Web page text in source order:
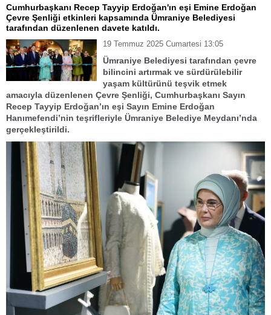
Cumhurbaşkanı Recep Tayyip Erdoğan'ın eşi Emine Erdoğan
Çevre Şenliği etkinleri kapsamında Ümraniye Belediyesi
tarafından düzenlenen davete katıldı.
19 Temmuz 2025 Cumartesi 13:05
Ümraniye Belediyesi tarafından çevre
bilincini artırmak ve sürdürülebilir
yaşam kültürünü teşvik etmek
amacıyla düzenlenen Çevre Şenliği, Cumhurbaşkanı Sayın
Recep Tayyip Erdoğan’ın eşi Sayın Emine Erdoğan
Hanımefendi’nin teşrifleriyle Ümraniye Belediye Meydanı’nda
gerçekleştirildi.